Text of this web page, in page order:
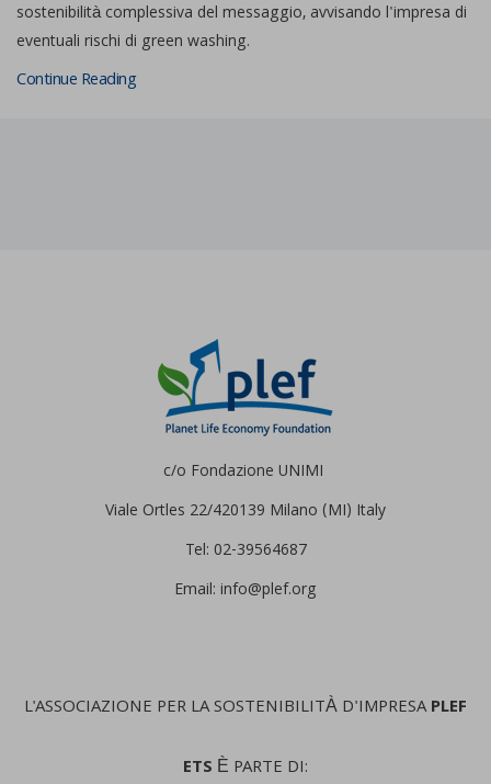
sostenibilità complessiva del messaggio, avvisando l'impresa di
eventuali rischi di green washing.
Continue Reading
c/o Fondazione UNIMI
Viale Ortles 22/420139 Milano (MI) Italy
Tel: 02-39564687
Email: info@plef.org
L'ASSOCIAZIONE PER LA SOSTENIBILITÀ D'IMPRESAPLEF
ETS È PARTE DI: